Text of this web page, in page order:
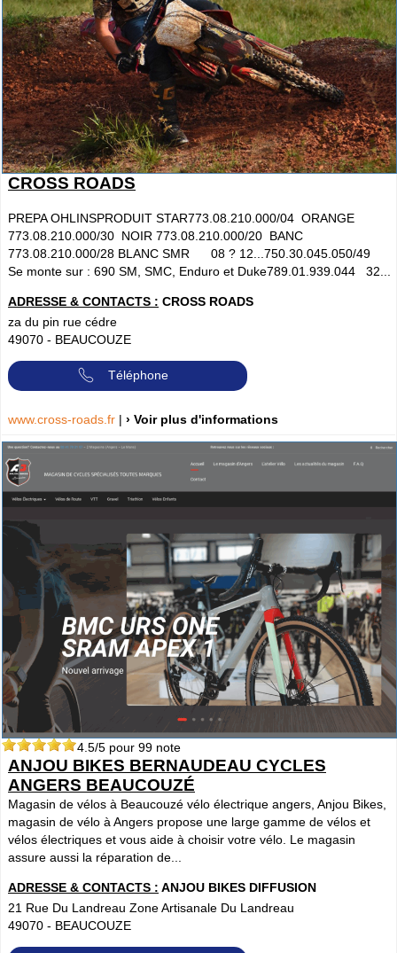
CROSS ROADS
PREPA OHLINSPRODUIT STAR773.08.210.000/04 ORANGE
773.08.210.000/30 NOIR 773.08.210.000/20 BANC
773.08.210.000/28 BLANC SMR 08 ? 12...750.30.045.050/49
Se monte sur : 690 SM, SMC, Enduro et Duke789.01.939.044 32...
ADRESSE & CONTACTS : CROSS ROADS
za du pin rue cédre
49070 - BEAUCOUZE
Téléphone
www.cross-roads.fr | › Voir plus d'informations
4.5/5 pour 99 note
ANJOU BIKES BERNAUDEAU CYCLES
ANGERS BEAUCOUZÉ
Magasin de vélos à Beaucouzé vélo électrique angers, Anjou Bikes,
magasin de vélo à Angers propose une large gamme de vélos et
vélos électriques et vous aide à choisir votre vélo. Le magasin
assure aussi la réparation de...
ADRESSE & CONTACTS : ANJOU BIKES DIFFUSION
21 Rue Du Landreau Zone Artisanale Du Landreau
49070 - BEAUCOUZE